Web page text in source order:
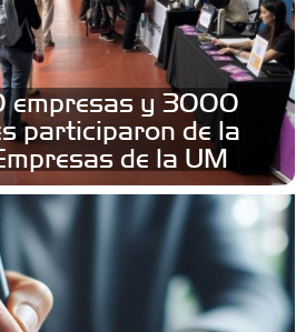
empresas y 3000
participaron de la
de la UM